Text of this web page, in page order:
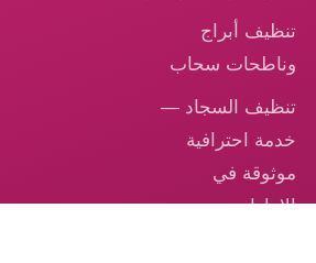
تنظيف أبراج
وناطحات سحاب
تنظيف السجاد —
خدمة احترافية
موثوقة في
الإمارات